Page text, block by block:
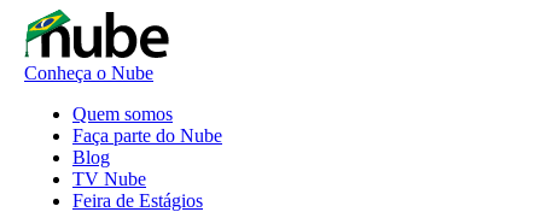
Conheça o Nube
Quem somos
Faça parte do Nube
Blog
TV Nube
Feira de Estágios